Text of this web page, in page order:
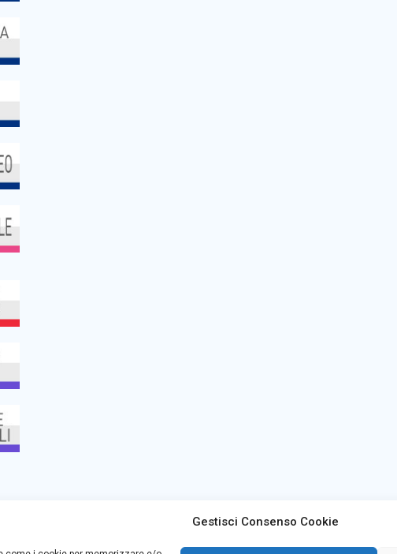
Gestisci Consenso Cookie